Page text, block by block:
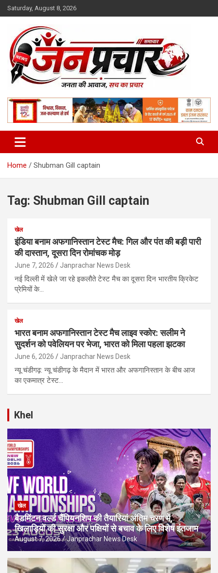
Skip
to
Saturday, August 8, 2026
:: जनप्रचार ::
Home Shubman Gill captain
Tag: Shubman Gill captain
खेल
इंडिया बनाम अफगानिस्तान टेस्ट मैच: गिल और पंत की बड़ी पारी
की दास्तान, दूसरा दिन रोमांचक मोड़
June 7, 2026 Janprachar News Desk
नई दिल्ली में खेले जा रहे इकलौते टेस्ट मैच का दूसरा दिन भारतीय क्रिकेट
प्रेमियों के…
खेल
भारत बनाम अफगानिस्तान टेस्ट मैच लाइव स्कोर: सलीम ने
सुदर्शन को पवेलियन पर भेजा, भारत को मिला पहला झटका
June 6, 2026 Janprachar News Desk
न्यू चंडीगढ़: न्यू चंडीगढ़ के मैदान में भारत और अफगानिस्तान के बीच आज
का एकमात्र टेस्ट…
Khel
खेल
बैडमिंटन वर्ल्ड चैंपियनशिप की तैयारियां अंतिम चरण में,
खिलाड़ियों की सुरक्षा और पक्षियों से बचाव के लिए विशेष इंतजाम
August 7, 2026 Janprachar News Desk